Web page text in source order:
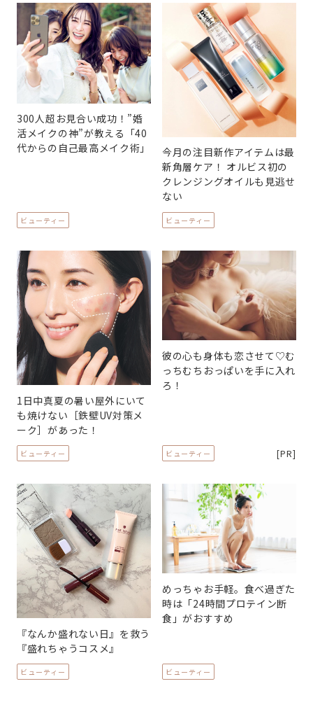
300人超お見合い成功！”婚
活メイクの神”が教える「40
代からの自己最高メイク術」
ビューティー
今月の注目新作アイテムは最
新角層ケア！ オルビス初の
クレンジングオイルも見逃せ
ない
ビューティー
1日中真夏の暑い屋外にいて
も焼けない［鉄壁UV対策メ
ーク］があった！
ビューティー
彼の心も身体も恋させて♡む
っちむちおっぱいを手に入れ
ろ！
ビューティー [PR]
『なんか盛れない日』を救う
『盛れちゃうコスメ』
ビューティー
めっちゃお手軽。食べ過ぎた
時は「24時間プロテイン断
食」がおすすめ
ビューティー